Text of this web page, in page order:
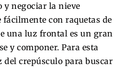
y negociar la nieve
con raquetas de
una luz frontal es un gran
y componer. Para esta
crepúsculo para buscar